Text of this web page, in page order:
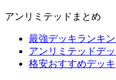
アンリミテッドまとめ
最強デッキランキ
アンリミテッドデ
格安おすすめデッキ